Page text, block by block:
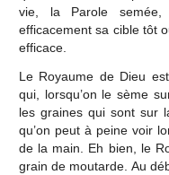
vie, la Parole semée,
efficacement sa cible tôt
efficace.
Le Royaume de Dieu
qui, lorsqu’on le sème
les graines qui sont sur
qu’on peut à peine voir
de la main. Eh bien, le
grain de moutarde. Au